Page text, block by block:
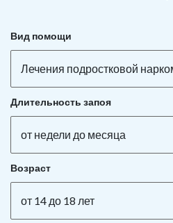
Вид помощи
Лечения подростковой
Длительность запоя
от недели до месяца
Возраст
от 14 до 18 лет